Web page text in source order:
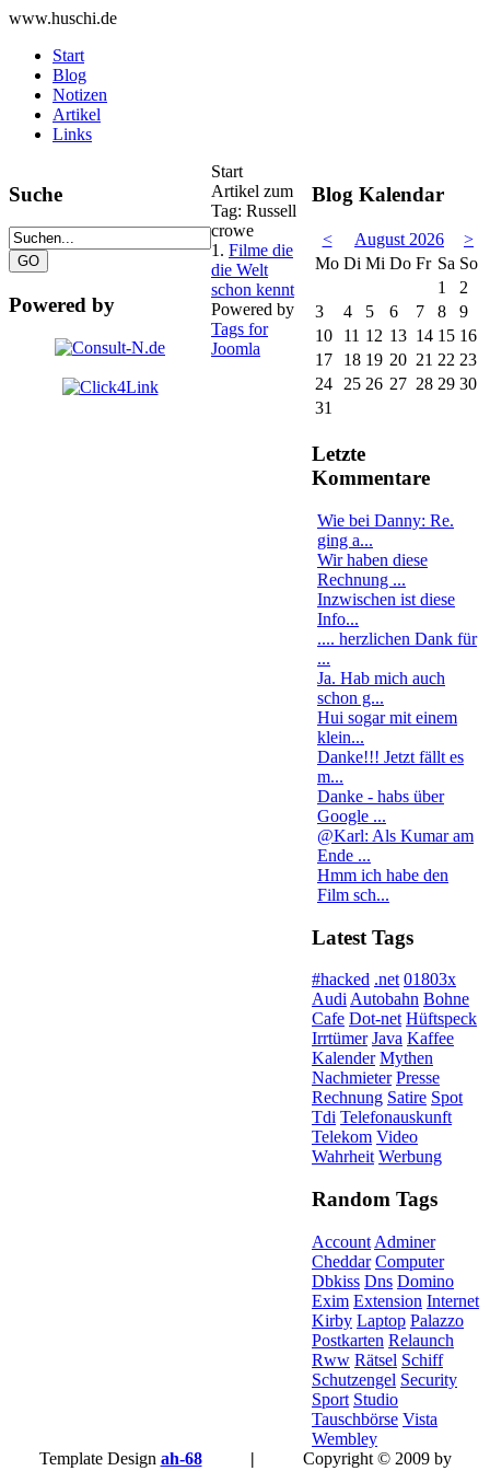
www.huschi.de
Start
Blog
Notizen
Artikel
Links
Suche
Powered by
Start
Artikel zum
Tag: Russell
crowe
1. Filme die
die Welt
schon kennt
Powered by
Tags for
Joomla
Blog Kalendar
< August 2026
>
Mo Di Mi Do Fr Sa So
1
2
3
4 5 6 7 8
9
10
11 12 13 14 15 16
17
18 19 20 21 22 23
24 25 26 27 28 29 30
31
Letzte
Kommentare
Wie bei Danny: Re.
ging a...
Wir haben diese
Rechnung ...
Inzwischen ist diese
Info...
.... herzlichen Dank für
...
Ja. Hab mich auch
schon g...
Hui sogar mit einem
klein...
Danke!!! Jetzt fällt es
m...
Danke - habs über
Google ...
@Karl: Als Kumar am
Ende ...
Hmm ich habe den
Film sch...
Latest Tags
#hacked .net 01803x
Audi Autobahn Bohne
Cafe Dot-net Hüftspeck
Irrtümer Java Kaffee
Kalender Mythen
Nachmieter Presse
Rechnung Satire Spot
Tdi Telefonauskunft
Telekom Video
Wahrheit Werbung
Random Tags
Account Adminer
Cheddar Computer
Dbkiss Dns Domino
Exim Extension Internet
Kirby Laptop Palazzo
Postkarten Relaunch
Rww Rätsel Schiff
Schutzengel Security
Sport Studio
Tauschbörse Vista
Wembley
Template Design ah-68 | Copyright © 2009 by